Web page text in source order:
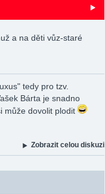
a na děti vůz-staré
tedy pro tzv.
Bárta je snadno
může dovolit plodit
Zobrazit celou diskuzi